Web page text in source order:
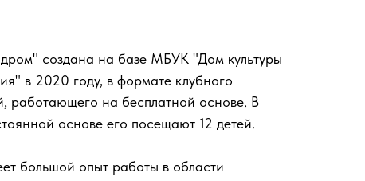
создана на базе МБУК "Дом культуры
в 2020 году, в формате клубного
работающего на бесплатной основе. В
основе его посещают 12 детей.
большой опыт работы в области